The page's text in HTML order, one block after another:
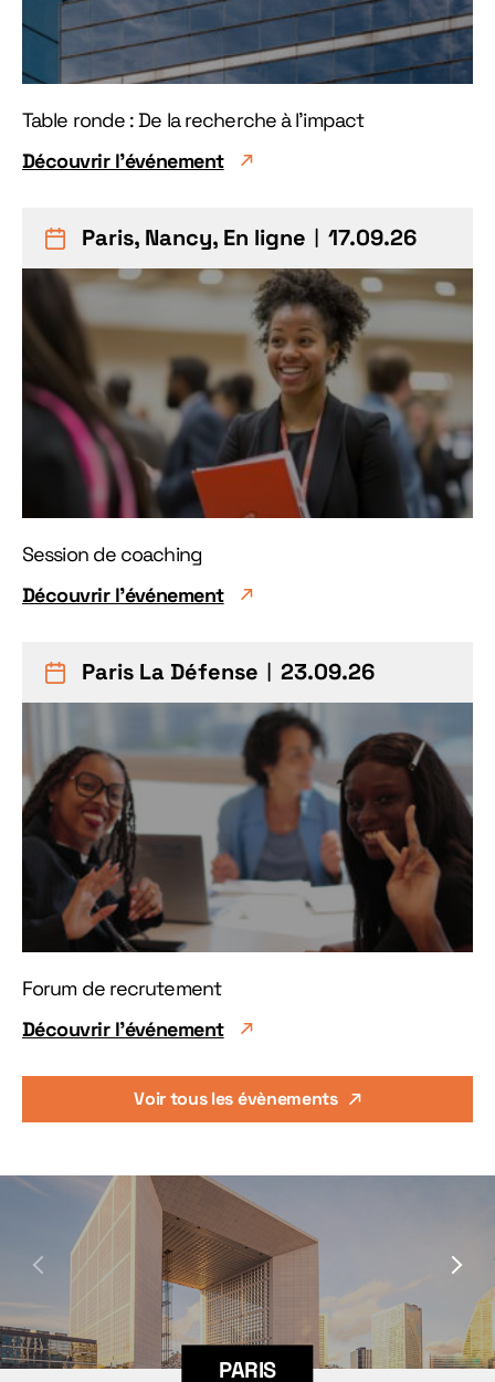
Table ronde : De la recherche à l'impact
Découvrir l'événement
Paris, Nancy, En ligne ︱17.09.26
Session de coaching
Découvrir l'événement
Paris La Défense ︱23.09.26
Forum de recrutement
Découvrir l'événement
Voir tous les évènements
PARIS